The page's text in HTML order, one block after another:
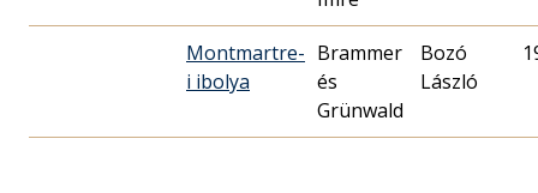
Montmartre-
i ibolya
Brammer
és
Grünwald
Bozó
László